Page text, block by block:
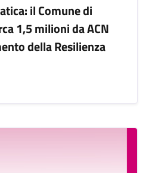
il Comune di
1,5 milioni da ACN
della Resilienza